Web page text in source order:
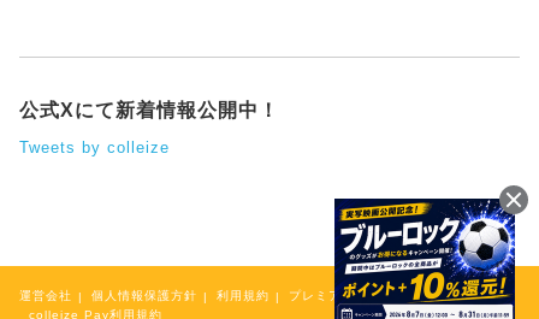
公式Xにて新着情報公開中！
Tweets by colleize
運営会社 個人情報保護方針 利用規約
プレミアム会員規約
colleize Pay利用規約